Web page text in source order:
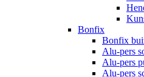
Bonfix
Bonfix
Alu-pers
Alu-pers
Alu-pers